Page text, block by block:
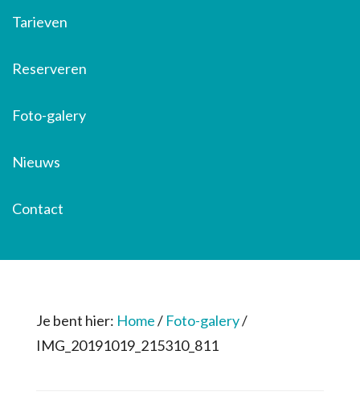
Tarieven
Reserveren
Foto-galery
Nieuws
Contact
Je bent hier: Home/ Foto-galery/
IMG_20191019_215310_811